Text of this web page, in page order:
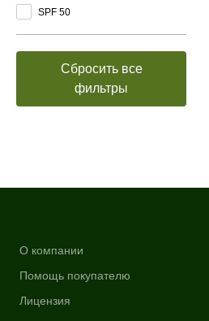
SPF 50
Сбросить все
фильтры
О компании
Помощь покупателю
Лицензия